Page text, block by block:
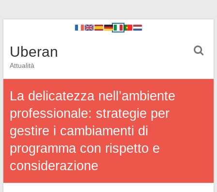
Uberan
Attualità
La delicatezza nell’ambiente
professionale: strategie per
gestire i cambiamenti di
programma con rispetto e
considerazione